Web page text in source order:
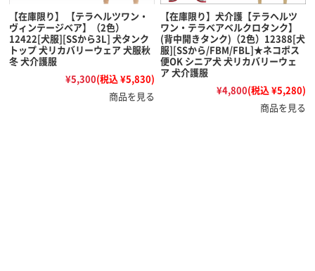
【在庫限り】 【テラヘルツワン・
ヴィンテージベア】（2色）
12422[犬服][SSから3L] 犬タンク
トップ 犬リカバリーウェア 犬服秋
冬 犬介護服
¥5,300(税込 ¥5,830)
商品を見る
【在庫限り】犬介護【テラヘルツ
ワン・テラベアベルクロタンク】
(背中開きタンク)（2色）12388[犬
服][SSから/FBM/FBL]★ネコポス
便OK シニア犬 犬リカバリーウェ
ア 犬介護服
¥4,800(税込 ¥5,280)
商品を見る